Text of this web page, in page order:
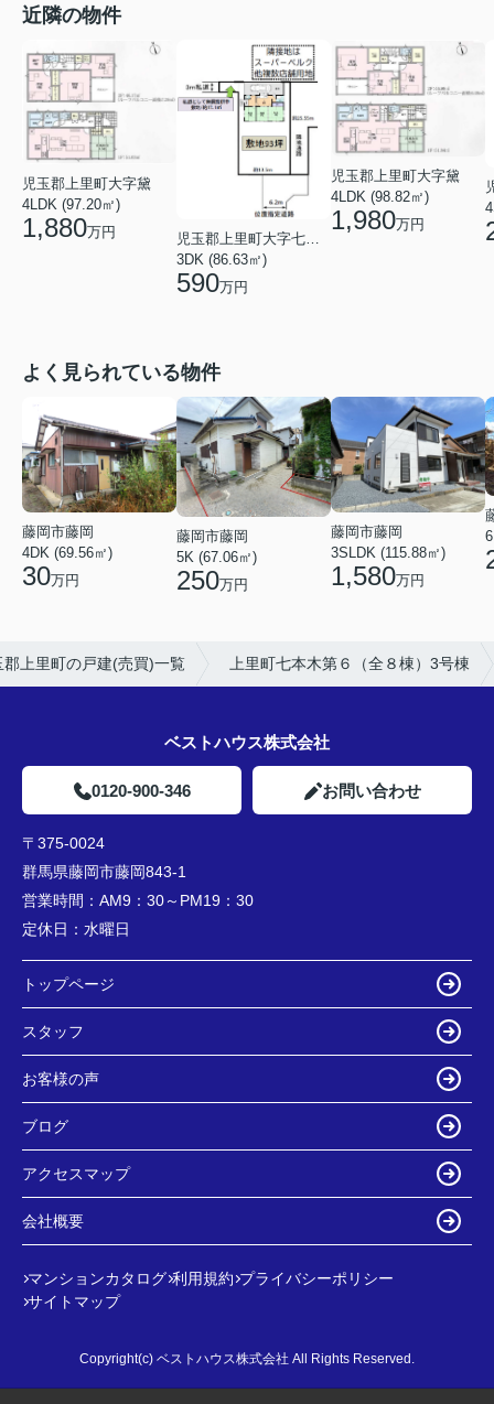
近隣の物件
児玉郡上里町大字黛
4LDK (97.20㎡)
1,880万円
児玉郡上里町大字七本木
3DK (86.63㎡)
590万円
児玉郡上里町大字黛
4LDK (98.82㎡)
1,980万円
よく見られている物件
藤岡市藤岡
4DK (69.56㎡)
30万円
藤岡市藤岡
5K (67.06㎡)
250万円
藤岡市藤岡
3SLDK (115.88㎡)
1,580万円
郡上里町の戸建(売買)一覧 上里町七本木第６（全８棟）3号棟
ベストハウス株式会社
0120-900-346 お問い合わせ
〒375-0024
群馬県藤岡市藤岡843-1
営業時間： AM9：30～PM19：30
定休日： 水曜日
トップページ
スタッフ
お客様の声
ブログ
アクセスマップ
会社概要
マンションカタログ 利用規約 プライバシーポリシー
サイトマップ
Copyright(c) ベストハウス株式会社 All Rights Reserved.